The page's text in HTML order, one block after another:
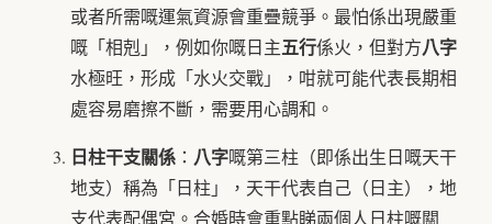
或者所需嘅運氣資源會重疊競爭。最怕係出現嚴重
嘅「相剋」，例如你嘅日主五行係火，但對方八字
水極旺，形成「水火交戰」，咁就可能代表長期相
處容易磨擦不斷，需要用心調和。
日柱干支關係 ： 八字嘅第三柱（即係出生日嘅天干
地支）稱為「日柱」，天干代表自己（日主），地
支代表配偶宮。合婚時會重點睇兩個人日柱嘅關